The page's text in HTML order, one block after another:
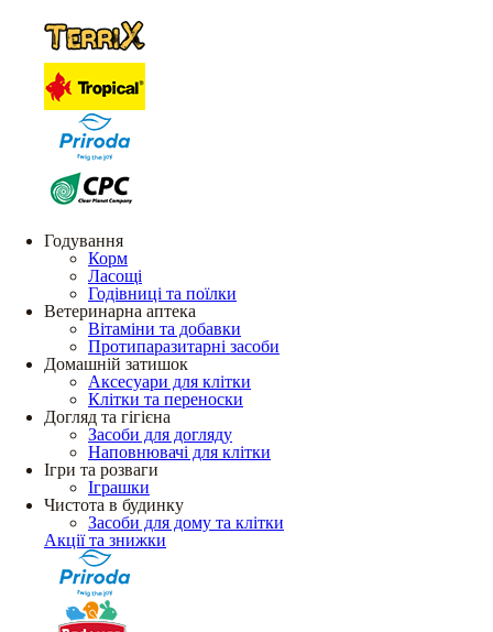
Годування
Корм
Ласощі
Годівниці та поїлки
Ветеринарна аптека
Вітаміни та добавки
Протипаразитарні засоби
Домашній затишок
Аксесуари для клітки
Клітки та переноски
Догляд та гігієна
Засоби для догляду
Наповнювачі для клітки
Ігри та розваги
Іграшки
Чистота в будинку
Засоби для дому та клітки
Акції та знижки